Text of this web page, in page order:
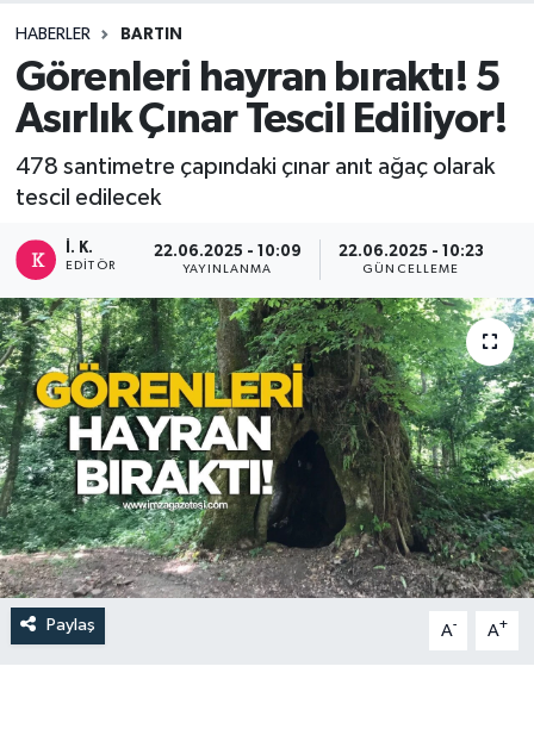
HABERLER BARTIN
Görenleri hayran bıraktı! 5
Asırlık Çınar Tescil Ediliyor!
478 santimetre çapındaki çınar anıt ağaç olarak
tescil edilecek
İ. K.
EDITÖR
22.06.2025 - 10:09
YAYINLANMA
22.06.2025 - 10:23
GÜNCELLEME
Paylaş A- A+
DEVREK
DÜZCE
EREĞLİ
KASTAMONU